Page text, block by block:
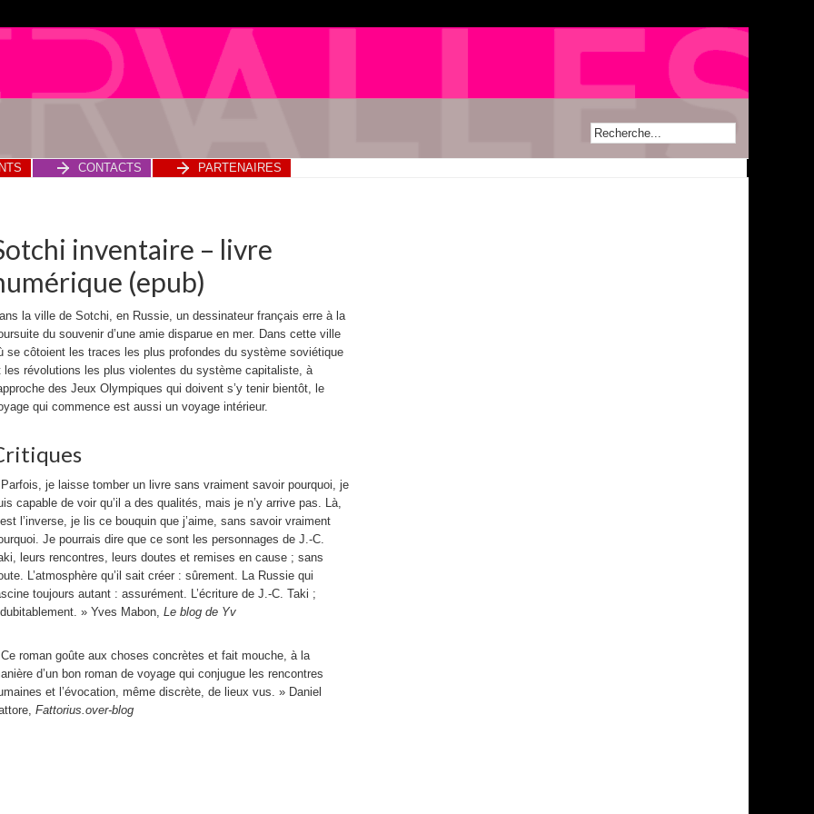
CONTACTS PARTENAIRES
inventaire – livre
(epub)
la ville de Sotchi, en Russie, un dessinateur français erre à la
du souvenir d’une amie disparue en mer. Dans cette ville
se côtoient les traces les plus profondes du système soviétique
les révolutions les plus violentes du système capitaliste, à
des Jeux Olympiques qui doivent s’y tenir bientôt, le
qui commence est aussi un voyage intérieur.
je laisse tomber un livre sans vraiment savoir pourquoi, je
capable de voir qu’il a des qualités, mais je n’y arrive pas. Là,
l’inverse, je lis ce bouquin que j’aime, sans savoir vraiment
Je pourrais dire que ce sont les personnages de J.-C.
leurs rencontres, leurs doutes et remises en cause ; sans
L’atmosphère qu’il sait créer : sûrement. La Russie qui
toujours autant : assurément. L’écriture de J.-C. Taki ;
» Yves Mabon, Le blog de Yv
roman goûte aux choses concrètes et fait mouche, à la
d’un bon roman de voyage qui conjugue les rencontres
et l’évocation, même discrète, de lieux vus. » Daniel
Fattorius.over-blog